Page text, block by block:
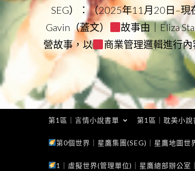
SEG）：（2025年11月20日–現
Gavin（蓋文）
故事由｜Eliza
營故事，以
商業管理邏輯進行
第1區｜言情小說書單 第1區｜耽美小說
第0個世界｜星鷹集團(SEG)｜星鷹地圖
1｜虛擬世界(管理單位)｜星鷹總部辦公